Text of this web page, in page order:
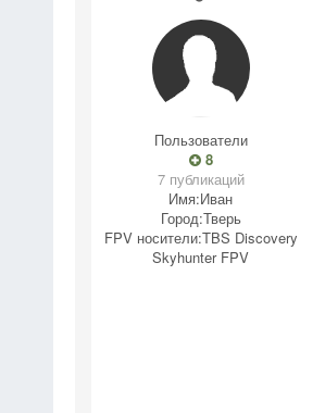
Пользователи
8
7 публикаций
Имя:Иван
Город:Тверь
FPV носители:TBS Discovery
Skyhunter FPV